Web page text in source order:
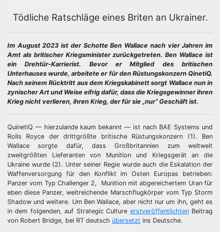
Tödliche Ratschläge eines Briten an Ukrainer.
Im August 2023 ist der Schotte Ben Wallace nach vier Jahren im
Amt als britischer Kriegsminister zurückgetreten. Ben Wallace ist
ein Drehtür-Karrierist. Bevor er Mitglied des britischen
Unterhauses wurde, arbeitete er für den Rüstungskonzern QinetiQ.
Nach seinem Rücktritt aus dem Kriegskabinett sorgt Wallace nun in
zynischer Art und Weise eifrig dafür, dass die Kriegsgewinner ihren
Krieg nicht verlieren, ihren Krieg, der für sie „nur“ Geschäft ist.
QuinetiQ — hierzulande kaum bekannt — ist nach BAE Systems und
Rolls Royce der drittgrößte britische Rüstungskonzern (1). Ben
Wallace sorgte dafür, dass Großbritannien zum weltweit
zweitgrößten Lieferanten von Munition und Kriegsgerät an die
Ukraine wurde (2). Unter seiner Regie wurde auch die Eskalation der
Waffenversorgung für den Konflikt im Osten Europas betrieben:
Panzer vom Typ Challenger 2, Munition mit abgereichertem Uran für
eben diese Panzer, weitreichende Marschflugkörper vom Typ Storm
Shadow und weitere. Um Ben Wallace, aber nicht nur um ihn, geht es
in dem folgenden, auf Strategic Culture erstveröffentlichtenBeitrag
von Robert Bridge, bei RT deutsch übersetzt ins Deutsche.